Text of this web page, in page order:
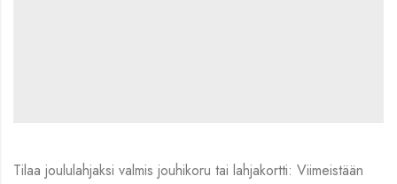
Tilaa joululahjaksi valmis jouhikoru tai lahjakortti: Viimeistään